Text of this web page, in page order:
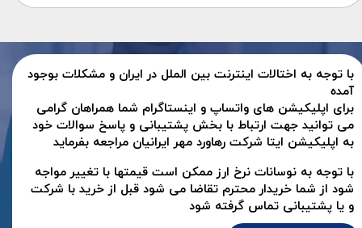
با توجه به اختالات اینترنت بین الملل در ایران و مشکلات بوجود
آمده
برای اپلیکیشن های واتساپ و اینستاگرام شما همراهان گرامی
می توانید جهت ارتباط با بخش پشتیبانی و پاسخ سوالات خود
به اپلیکیشن ایتا شرکت رهاورد مهر ایرانیان مراجعه بفرماید
با توجه به نوسانات نرخ ارز ممکن است قیمتها با تغییر مواجه
شود از شما خریدار محترم تقاضا می شود قبل از خرید با شرکت
و یا پشتیبانی تماس گرفته شود